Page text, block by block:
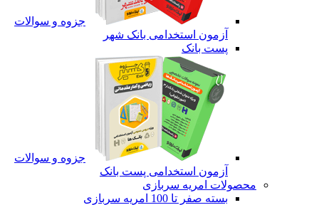
جزوه و سوالات
آزمون استخدامی بانک شهر
پست بانک
جزوه و سوالات
آزمون استخدامی پست بانک
محصولات امریه سربازی
بسته صفر تا 100 امریه سربازی